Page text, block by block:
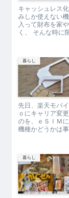
キャッシュレス
みしか使えない
入って財布を家
く、 そんな時に
暮らし
先日、楽天モバ
ｏにキャリア変
のを、ｅＳＩＭ
機種かどうかは
暮らし